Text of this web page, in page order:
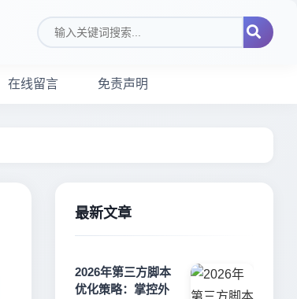
搜索关键词
在线留言 免责声明
最新文章
2026年第三方脚本
优化策略：掌控外